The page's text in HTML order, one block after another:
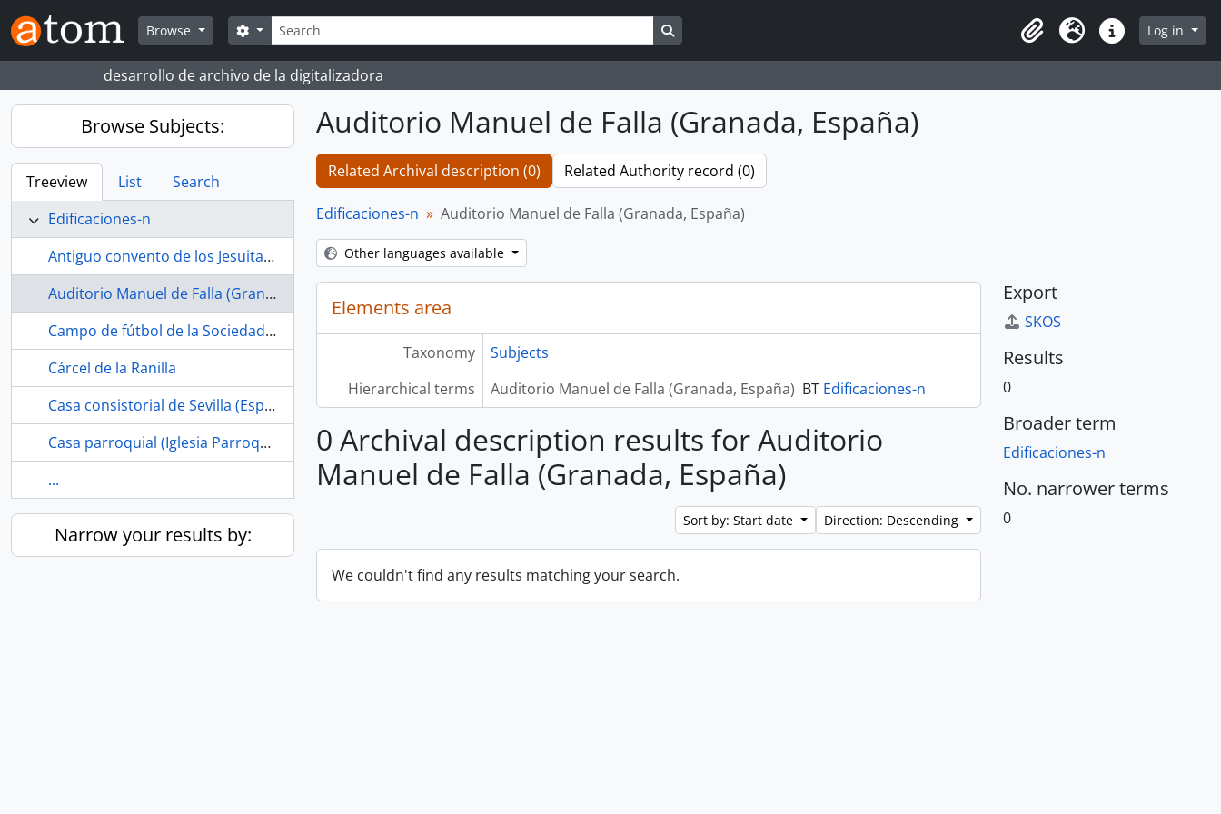
Skip to main content
Browse
Search
Search options
ClipboardLanguageQuick linksLog in
desarrollo de archivo de la digitalizadora
Browse Subjects:
Treeview List
Search
Edificaciones-n
Antiguo convento de los Jesuitas (Osuna, Sevilla, España, s. XVII-)
Auditorio Manuel de Falla (Granada, España)
Campo de fútbol de la Sociedad Deportiva Estrella Bachillera (La Bachillera, Sevilla, España, ca.1968-1989)
Cárcel de la Ranilla
Casa consistorial de Sevilla (España, s. XVI-)
Casa parroquial (Iglesia Parroquial de Santiago el Mayor, Los Corrales, Sevilla, España)
...
Narrow your results by:
Auditorio Manuel de Falla (Granada, España)
Related Archival description (0) Related Authority record (0)
Edificaciones-n Auditorio Manuel de Falla (Granada, España)
Other languages available
Elements area
Taxonomy
Subjects
Hierarchical terms
Auditorio Manuel de Falla (Granada, España) BT Edificaciones-n
0 Archival description results for Auditorio
Manuel de Falla (Granada, España)
Sort by: Start date Direction: Descending
We couldn't find any results matching your search.
Export
SKOS
Results
0
Broader term
Edificaciones-n
No. narrower terms
0